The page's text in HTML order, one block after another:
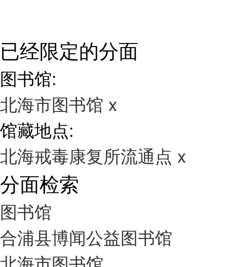
已经限定的分面
图书馆:
北海市图书馆 x
馆藏地点:
北海戒毒康复所流通点 x
分面检索
图书馆
合浦县博闻公益图书馆